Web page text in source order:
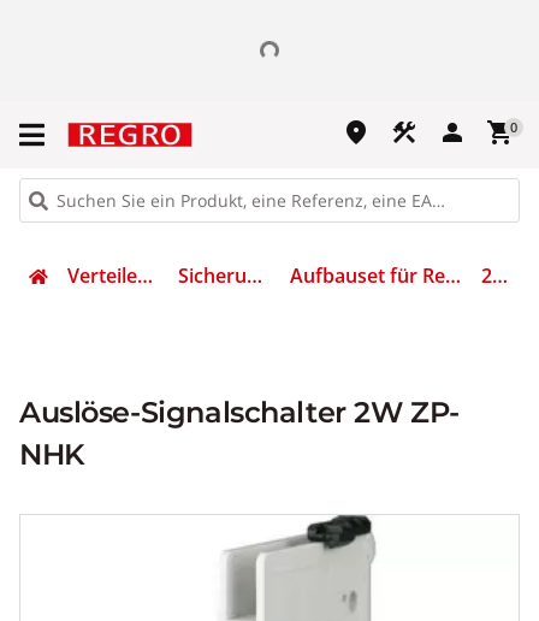
place construction person shopping_cart0
Verteilen & Sichern Sicherungsmaterial Aufbauset für Reiheneinbaugeräte 248437
Auslöse-Signalschalter 2W ZP-
NHK